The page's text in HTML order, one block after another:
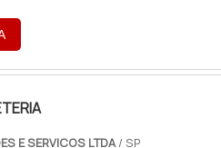
E SERVICOS LTDA/ SP